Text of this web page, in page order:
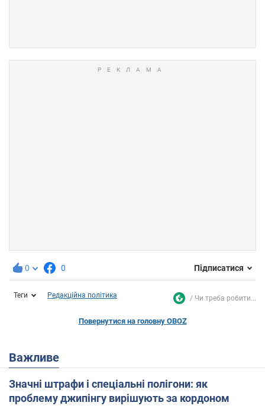
0 0 Підписатися
Теги Редакційна політика Чи треба робити...
Повернутися на головну OBOZ
Важливе
Значні штрафи і спеціальні полігони: як
проблему джипінгу вирішують за кордоном